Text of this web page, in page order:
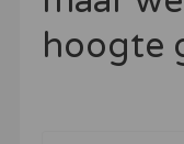
hoogte